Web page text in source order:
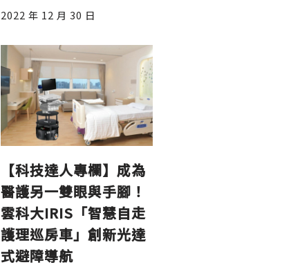
2022 年 12 月 30 日
【科技達人專欄】成為
醫護另一雙眼與手腳！
雲科大IRIS「智慧自走
護理巡房車」創新光達
式避障導航